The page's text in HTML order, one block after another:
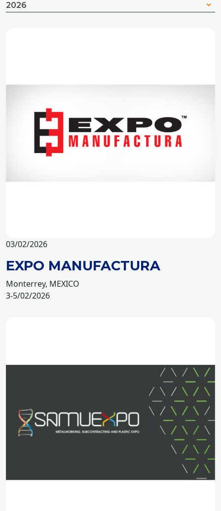
2026
03/02/2026
EXPO MANUFACTURA
Monterrey, MEXICO
3-5/02/2026